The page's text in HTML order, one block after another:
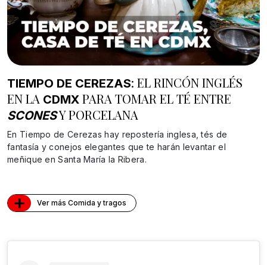
TIEMPO DE CEREZAS: EL RINCÓN INGLÉS
EN LA CDMX PARA TOMAR EL TÉ ENTRE
SCONESY PORCELANA
En Tiempo de Cerezas hay repostería inglesa, tés de
fantasía y conejos elegantes que te harán levantar el
meñique en Santa María la Ribera.
+ Ver más Comida y tragos